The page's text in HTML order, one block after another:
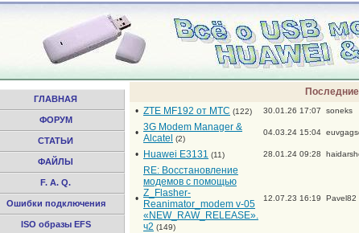
ГЛАВНАЯ
ФОРУМ
СТАТЬИ
ФАЙЛЫ
F. A. Q.
Ошибки подключения
ISO образы EFS
• ZTE MF192 от МТС (122) 30.01.26 17:07 soneks
• 3G Modem Manager &
Alcatel
(2)
04.03.24 15:04
• Huawei E3131 (11) 28.01.24 09:28
•
RE: Восстановление
модемов с помощью
Z_Flasher-
Reanimator_modem v-05
«NEW_RAW_RELEASE».
ч2 (149)
12.07.23 16:19 Pavel82